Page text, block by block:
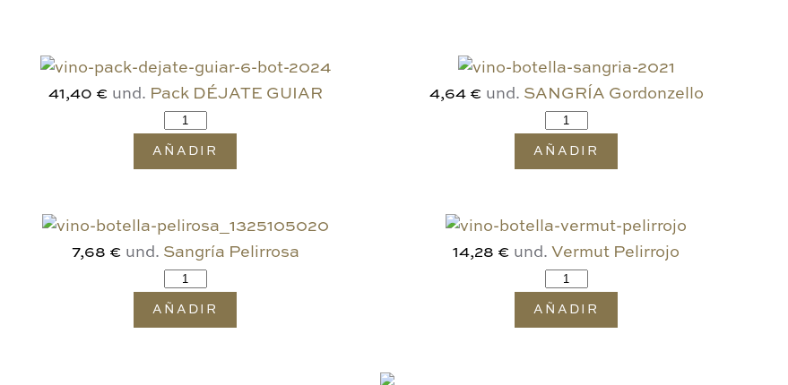
41,40 € und. Pack DÉJATE GUIAR
AÑADIR
4,64 € und. SANGRÍA Gordonzello
AÑADIR
7,68 € und. Sangría Pelirrosa
AÑADIR
14,28 € und. Vermut Pelirrojo
AÑADIR